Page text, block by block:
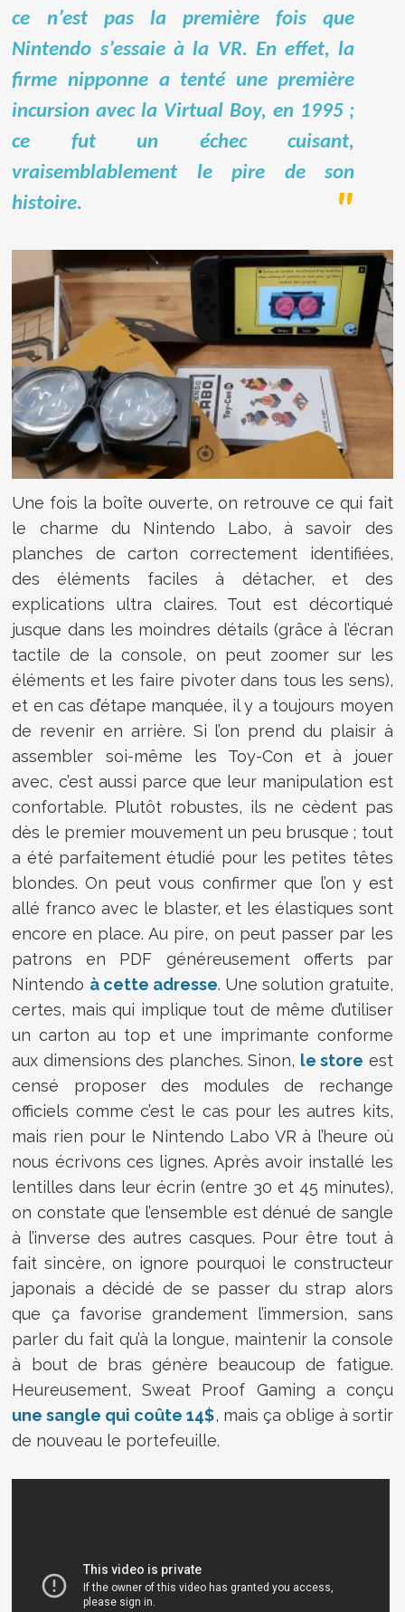
ce n’est pas la première fois que
Nintendo s’essaie à la VR. En effet, la
firme nipponne a tenté une première
incursion avec la Virtual Boy, en 1995 ;
ce fut un échec cuisant,
vraisemblablement le pire de son
histoire.
Une fois la boîte ouverte, on retrouve ce qui fait
le charme du Nintendo Labo, à savoir des
planches de carton correctement identifiées,
des éléments faciles à détacher, et des
explications ultra claires. Tout est décortiqué
jusque dans les moindres détails (grâce à l’écran
tactile de la console, on peut zoomer sur les
éléments et les faire pivoter dans tous les sens),
et en cas d’étape manquée, il y a toujours moyen
de revenir en arrière. Si l’on prend du plaisir à
assembler soi-même les Toy-Con et à jouer
avec, c’est aussi parce que leur manipulation est
confortable. Plutôt robustes, ils ne cèdent pas
dès le premier mouvement un peu brusque ; tout
a été parfaitement étudié pour les petites têtes
blondes. On peut vous confirmer que l’on y est
allé franco avec le blaster, et les élastiques sont
encore en place. Au pire, on peut passer par les
patrons en PDF généreusement offerts par
Nintendo à cette adresse. Une solution gratuite,
certes, mais qui implique tout de même d’utiliser
un carton au top et une imprimante conforme
aux dimensions des planches. Sinon, le store est
censé proposer des modules de rechange
officiels comme c’est le cas pour les autres kits,
mais rien pour le Nintendo Labo VR à l’heure où
nous écrivons ces lignes. Après avoir installé les
lentilles dans leur écrin (entre 30 et 45 minutes),
on constate que l’ensemble est dénué de sangle
à l’inverse des autres casques. Pour être tout à
fait sincère, on ignore pourquoi le constructeur
japonais a décidé de se passer du strap alors
que ça favorise grandement l’immersion, sans
parler du fait qu’à la longue, maintenir la console
à bout de bras génère beaucoup de fatigue.
Heureusement, Sweat Proof Gaming a conçu
une sangle qui coûte 14$, mais ça oblige à sortir
de nouveau le portefeuille.